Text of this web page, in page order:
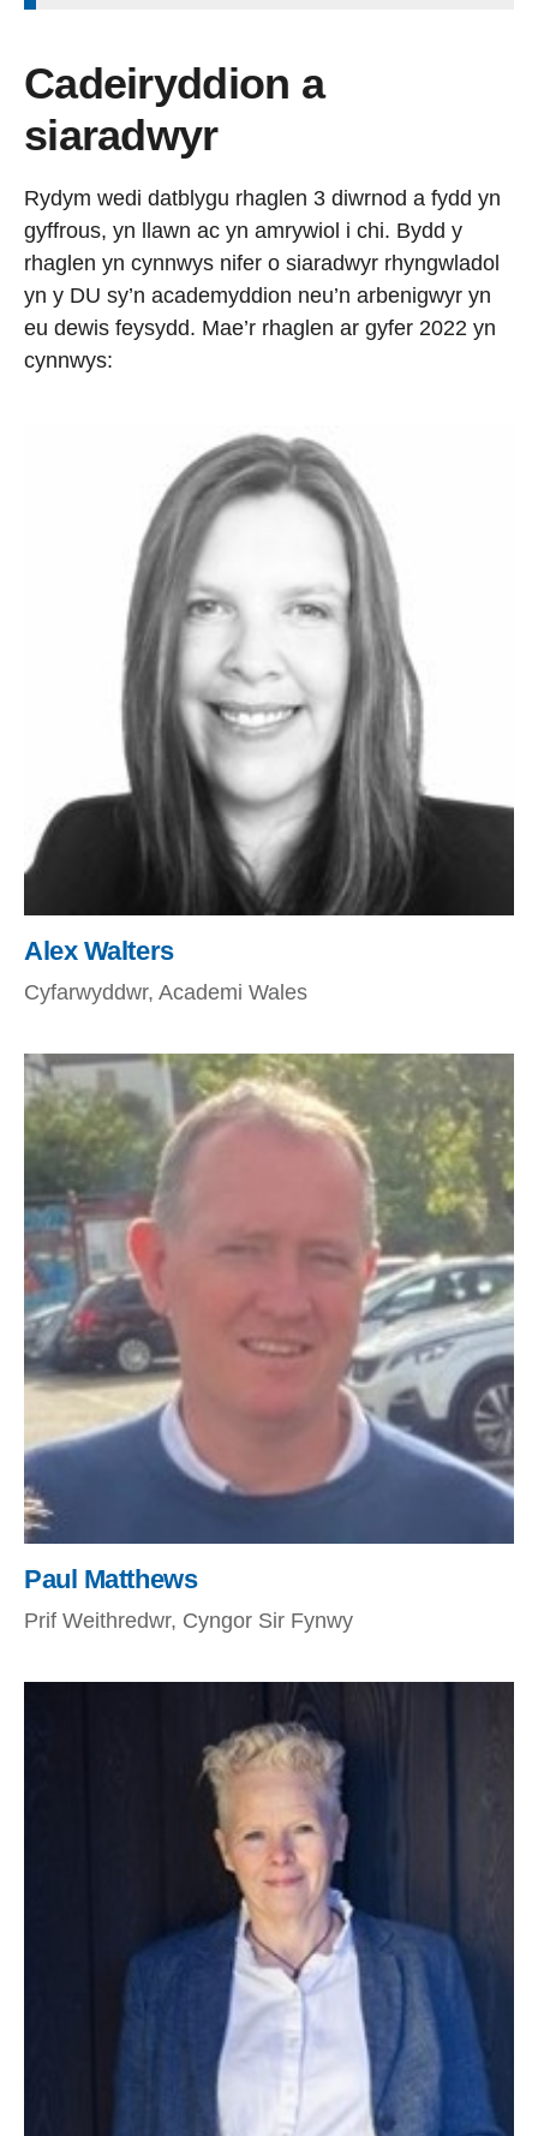
Cadeiryddion a
siaradwyr
Rydym wedi datblygu rhaglen 3 diwrnod a fydd yn
gyffrous, yn llawn ac yn amrywiol i chi. Bydd y
rhaglen yn cynnwys nifer o siaradwyr rhyngwladol
yn y DU sy’n academyddion neu’n arbenigwyr yn
eu dewis feysydd. Mae’r rhaglen ar gyfer 2022 yn
cynnwys:
Alex Walters
Cyfarwyddwr, Academi Wales
Paul Matthews
Prif Weithredwr, Cyngor Sir Fynwy